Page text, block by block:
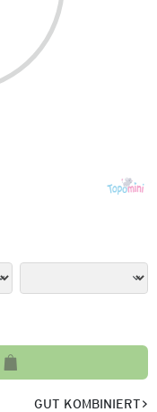
GUT KOMBINIERT